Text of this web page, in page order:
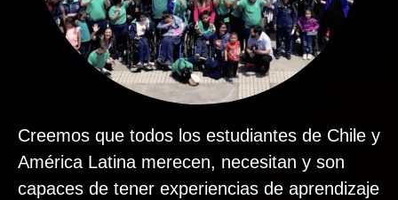
Creemos que todos los estudiantes de Chile y
América Latina merecen, necesitan y son
capaces de tener experiencias de aprendizaje